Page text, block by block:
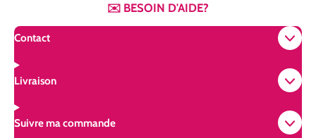
✉️ BESOIN D'AIDE?
Contact
Livraison
Suivre ma commande